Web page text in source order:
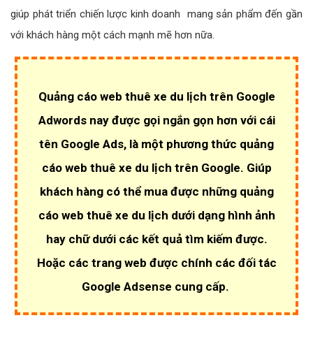
giúp phát triển chiến lược kinh doanh mang sản phẩm đến gần
với khách hàng một cách mạnh mẽ hơn nữa.
Quảng cáo web thuê xe du lịch trên Google
Adwords nay được gọi ngắn gọn hơn với cái
tên Google Ads, là một phương thức quảng
cáo web thuê xe du lịch trên Google. Giúp
khách hàng có thể mua được những quảng
cáo web thuê xe du lịch dưới dạng hình ảnh
hay chữ dưới các kết quả tìm kiếm được.
Hoặc các trang web được chính các đối tác
Google Adsense cung cấp.